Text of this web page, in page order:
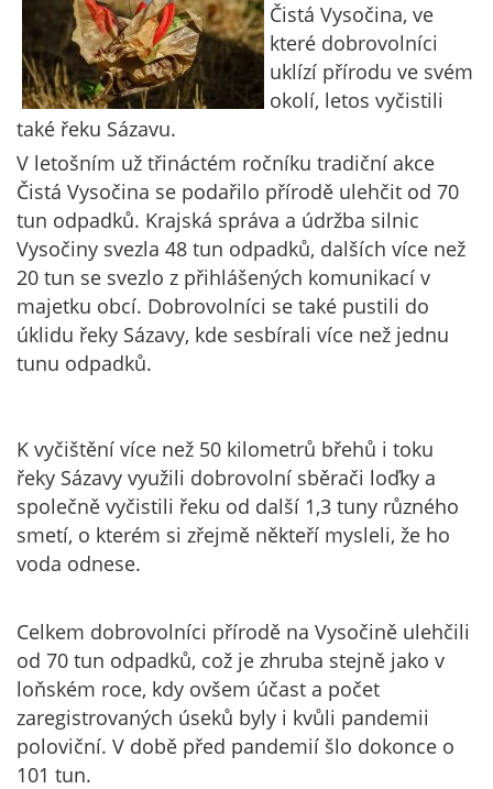
Čistá Vysočina, ve
které dobrovolníci
uklízí přírodu ve svém
okolí, letos vyčistili
také řeku Sázavu.
V letošním už třináctém ročníku tradiční akce
Čistá Vysočina se podařilo přírodě ulehčit od 70
tun odpadků. Krajská správa a údržba silnic
Vysočiny svezla 48 tun odpadků, dalších více než
20 tun se svezlo z přihlášených komunikací v
majetku obcí. Dobrovolníci se také pustili do
úklidu řeky Sázavy, kde sesbírali více než jednu
tunu odpadků.
K vyčištění více než 50 kilometrů břehů i toku
řeky Sázavy využili dobrovolní sběrači loďky a
společně vyčistili řeku od další 1,3 tuny různého
smetí, o kterém si zřejmě někteří mysleli, že ho
voda odnese.
Celkem dobrovolníci přírodě na Vysočině ulehčili
od 70 tun odpadků, což je zhruba stejně jako v
loňském roce, kdy ovšem účast a počet
zaregistrovaných úseků byly i kvůli pandemii
poloviční. V době před pandemií šlo dokonce o
101 tun.